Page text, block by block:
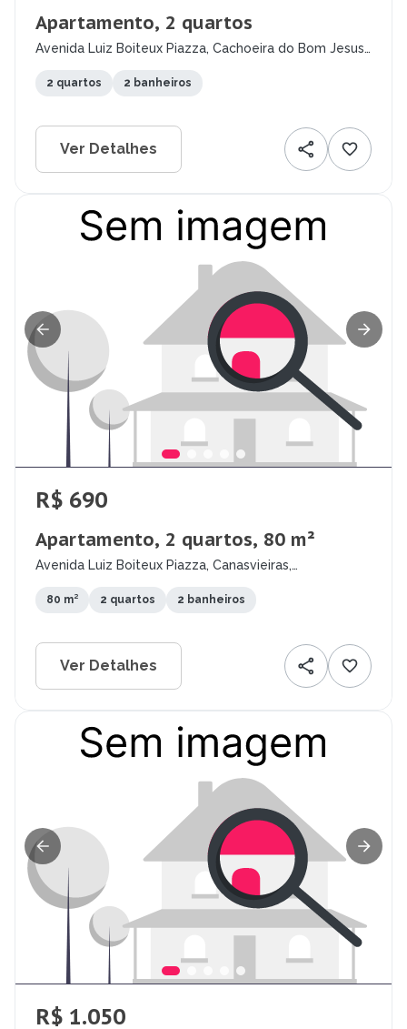
Apartamento, 2 quartos
Avenida Luiz Boiteux Piazza, Cachoeira do Bom Jesus,
2 quartos 2 banheiros
Ver Detalhes
R$ 690
Apartamento, 2 quartos, 80 m²
Avenida Luiz Boiteux Piazza, Canasvieiras,
80 m² 2 quartos 2 banheiros
Ver Detalhes
R$ 1.050